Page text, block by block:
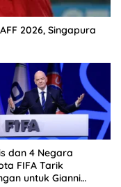
2026, Singapura
dan 4 Negara
FIFA Tarik
untuk Gianni